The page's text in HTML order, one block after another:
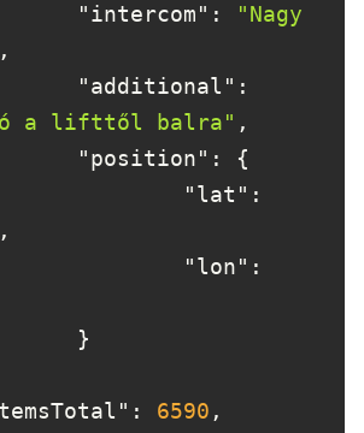
"intercom" :
"Nagy
"additional"
a lifttől balra"
"position"
"lat"
"lon"
: 6590